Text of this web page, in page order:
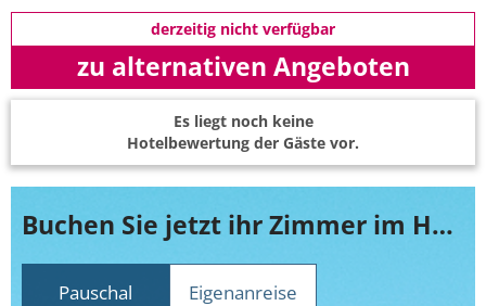
derzeitig nicht verfügbar
zu alternativen Angeboten
Es liegt noch keine
Hotelbewertung der Gäste vor.
Buchen Sie jetzt ihr Zimmer im Hermes Marmari
Pauschal Eigenanreise